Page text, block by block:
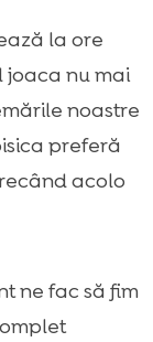
la ore
joaca nu mai
noastre
preferă
acolo
ne fac să fim